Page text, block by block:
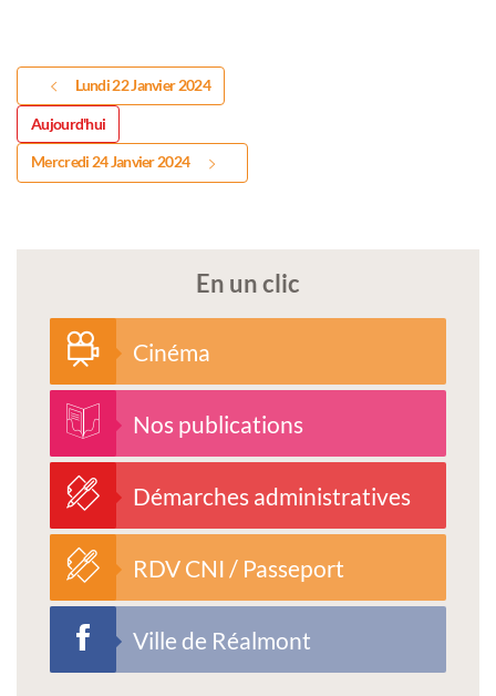
Lundi 22 Janvier 2024
Aujourd'hui
Mercredi 24 Janvier 2024
En un clic
Cinéma
Nos publications
Démarches administratives
RDV CNI / Passeport
Ville de Réalmont